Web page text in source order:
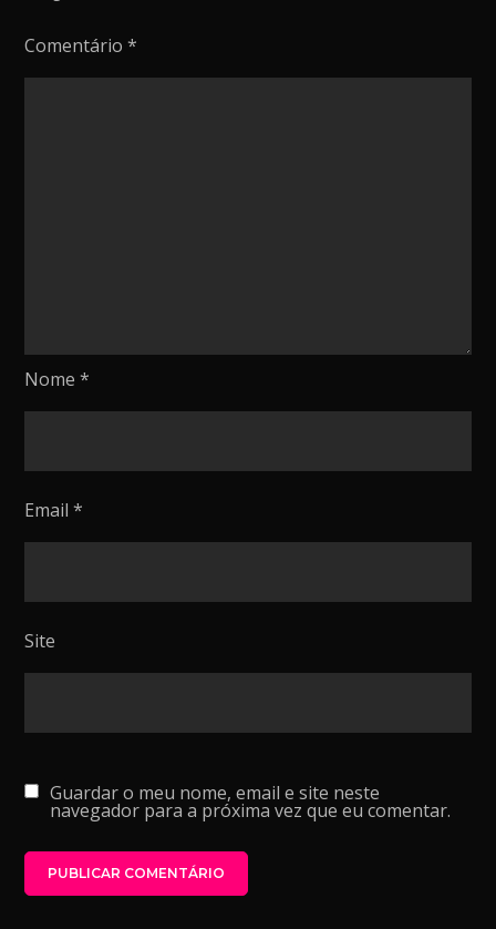
Comentário*
Nome*
Email*
Site
Guardar o meu nome, email e site neste
navegador para a próxima vez que eu comentar.